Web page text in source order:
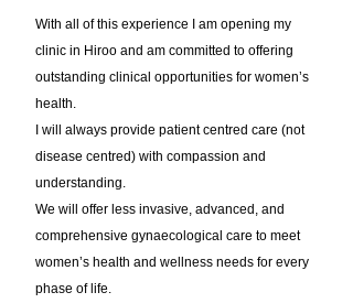
With all of this experience I am opening my
clinic in Hiroo and am committed to offering
outstanding clinical opportunities for women’s
health.
I will always provide patient centred care (not
disease centred) with compassion and
understanding.
We will offer less invasive, advanced, and
comprehensive gynaecological care to meet
women’s health and wellness needs for every
phase of life.